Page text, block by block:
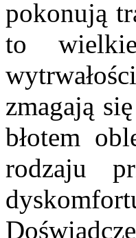
pokonują
to
zmagają
błotem
rodzaju